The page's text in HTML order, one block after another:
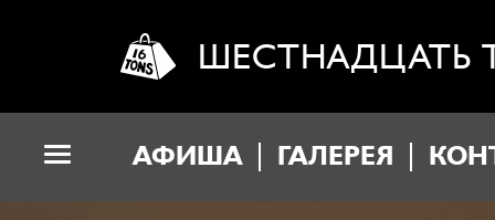
ШЕСТНАДЦАТЬ
АФИША ГАЛЕРЕЯ